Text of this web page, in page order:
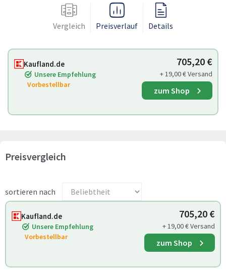
Vergleich Preisverlauf Details
Kaufland.de
Unsere Empfehlung
Vorbestellbar
705,20 €
+ 19,00 € Versand
zum Shop
Preisvergleich
sortieren nach
Kaufland.de
Unsere Empfehlung
Vorbestellbar
705,20 €
+ 19,00 € Versand
zum Shop